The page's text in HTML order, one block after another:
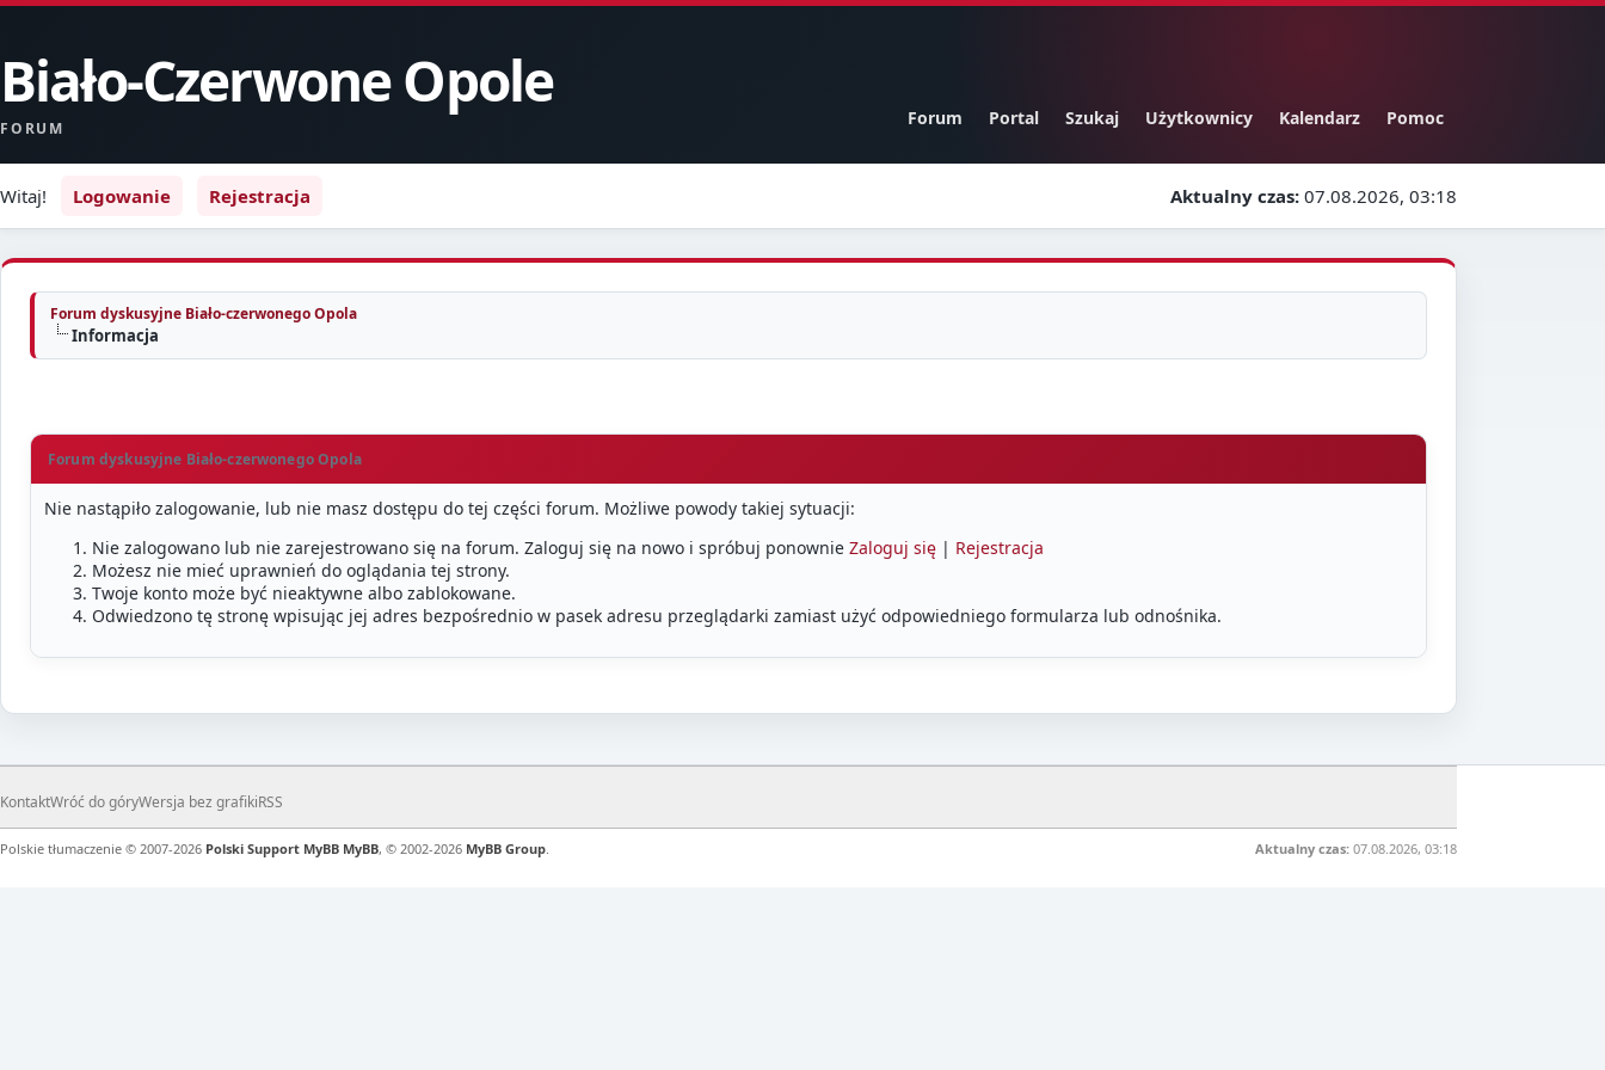
Biało-Czerwone Opole
FORUM Forum Portal Szukaj Użytkownicy Kalendarz Pomoc
Witaj! Logowanie Rejestracja Aktualny czas: 07.08.2026, 03:18
Forum dyskusyjne Biało-czerwonego Opola
Informacja
Forum dyskusyjne Biało-czerwonego Opola
Nie nastąpiło zalogowanie, lub nie masz dostępu do tej części forum. Możliwe powody takiej sytuacji:
Nie zalogowano lub nie zarejestrowano się na forum. Zaloguj się na nowo i spróbuj ponownie Zaloguj się | Rejestracja
Możesz nie mieć uprawnień do oglądania tej strony.
Twoje konto może być nieaktywne albo zablokowane.
Odwiedzono tę stronę wpisując jej adres bezpośrednio w pasek adresu przeglądarki zamiast użyć odpowiedniego formularza lub odnośnika.
KontaktWróć do góryWersja bez grafikiRSS
Aktualny czas: 07.08.2026, 03:18
Polskie tłumaczenie © 2007-2026 Polski Support MyBB MyBB, © 2002-2026 MyBB Group.